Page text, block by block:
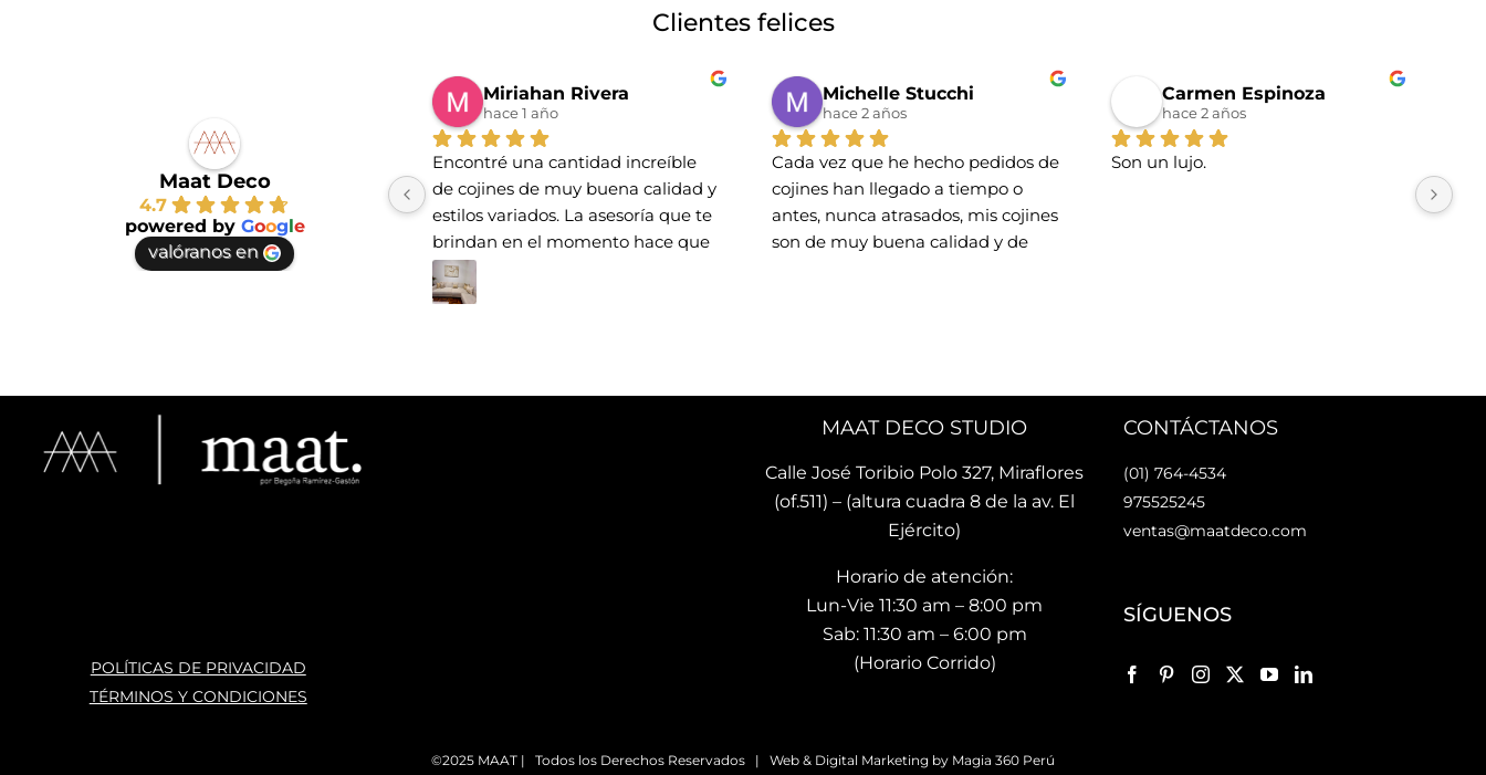
Clientes felices
Maat Deco
4.7
powered by Google
valóranos en
Miriahan Rivera
hace 1 año
Encontré una cantidad increíble
de cojines de muy buena calidad y
estilos variados. La asesoría que te
brindan en el momento hace que
te vayas con los que hará tu
espacio lindo y único. Me encantó
Michelle Stucchi
hace 2 años
Cada vez que he hecho pedidos de
cojines han llegado a tiempo o
antes, nunca atrasados, mis cojines
son de muy buena calidad y de
Carmen Espinoza
hace 2 años
Son un lujo.
POLÍTICAS DE PRIVACIDAD
TÉRMINOS Y CONDICIONES
MAAT DECO STUDIO
Calle José Toribio Polo 327, Miraflores
(of.511) – (altura cuadra 8 de la av. El
Ejército)
Horario de atención:
Lun-Vie 11:30 am – 8:00 pm
Sab: 11:30 am – 6:00 pm
(Horario Corrido)
CONTÁCTANOS
(01) 764-4534
975525245
ventas@maatdeco.com
SÍGUENOS
©2025 MAAT | Todos los Derechos Reservados | Web & Digital Marketing by Magia 360 Perú